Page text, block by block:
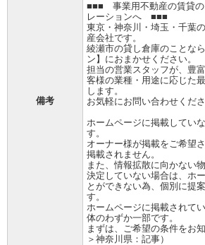
備考
■■■ 事業用不動産の賃貸の
レーションへ ■■■
東京・神奈川・埼玉・千葉
産会社です。
綾瀬市の貸し倉庫のことな
ン】におまかせください。
担当の営業スタッフが、豊
客様の業種・用途に応じた
します。
お気軽にお問い合わせくださ
ホームページに掲載してい
す。
オーナー様が掲載をご希望
掲載されません。
また、情報拡散に向かない
決定していない場合は、ホ
とができない為、個別に提
す。
ホームページに掲載されて
体のわずか一部です。
まずは、ご希望の条件をお
＞神奈川県：記事）